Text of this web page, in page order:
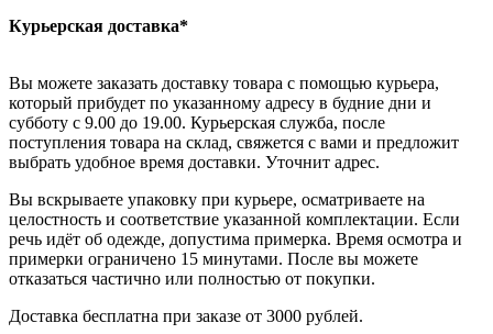
Курьерская доставка*
Вы можете заказать доставку товара с помощью курьера,
который прибудет по указанному адресу в будние дни и
субботу с 9.00 до 19.00. Курьерская служба, после
поступления товара на склад, свяжется с вами и предложит
выбрать удобное время доставки. Уточнит адрес.
Вы вскрываете упаковку при курьере, осматриваете на
целостность и соответствие указанной комплектации. Если
речь идёт об одежде, допустима примерка. Время осмотра и
примерки ограничено 15 минутами. После вы можете
отказаться частично или полностью от покупки.
Доставка бесплатна при заказе от 3000 рублей.